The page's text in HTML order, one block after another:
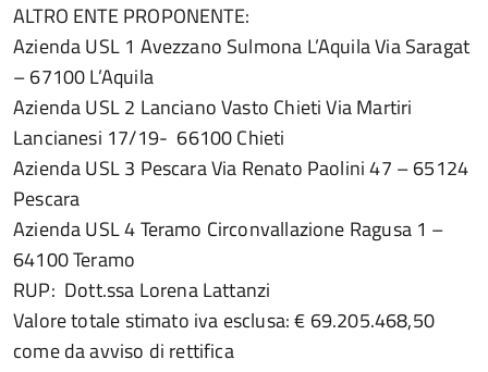
ALTRO ENTE PROPONENTE:
Azienda USL 1 Avezzano Sulmona L’Aquila Via Saragat
– 67100 L’Aquila
Azienda USL 2 Lanciano Vasto Chieti Via Martiri
Lancianesi 17/19- 66100 Chieti
Azienda USL 3 Pescara Via Renato Paolini 47 – 65124
Pescara
Azienda USL 4 Teramo Circonvallazione Ragusa 1 –
64100 Teramo
RUP: Dott.ssa Lorena Lattanzi
Valore totale stimato iva esclusa: € 69.205.468,50
come da avviso di rettifica